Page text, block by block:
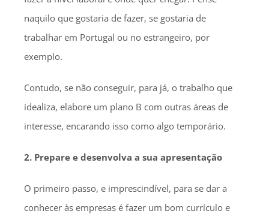
naquilo que gostaria de fazer, se gostaria de
trabalhar em Portugal ou no estrangeiro, por
exemplo.
Contudo, se não conseguir, para já, o trabalho que
idealiza, elabore um plano B com outras áreas de
interesse, encarando isso como algo temporário.
2. Prepare e desenvolva a sua apresentação
O primeiro passo, e imprescindível, para se dar a
conhecer às empresas é fazer um bom currículo e